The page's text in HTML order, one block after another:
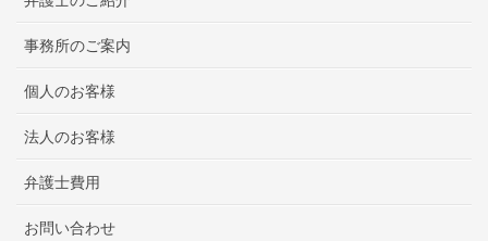
事務所のご案内
個人のお客様
法人のお客様
弁護士費用
お問い合わせ